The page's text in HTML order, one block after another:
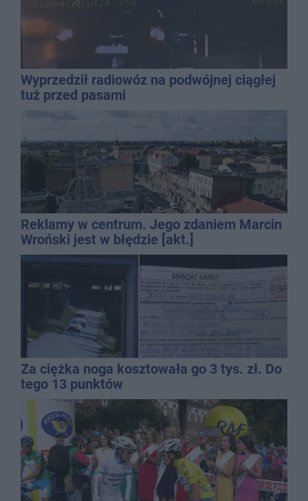
Wyprzedził radiowóz na podwójnej ciągłej
tuż przed pasami
Reklamy w centrum. Jego zdaniem Marcin
Wroński jest w błędzie [akt.]
Za ciężka noga kosztowała go 3 tys. zł. Do
tego 13 punktów